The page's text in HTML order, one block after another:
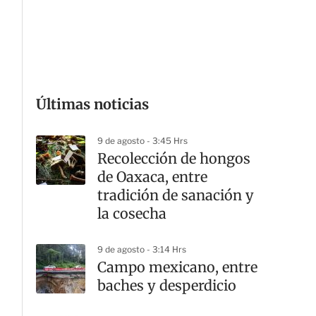
Últimas noticias
9 de agosto - 3:45 Hrs
Recolección de hongos
de Oaxaca, entre
tradición de sanación y
la cosecha
9 de agosto - 3:14 Hrs
Campo mexicano, entre
baches y desperdicio